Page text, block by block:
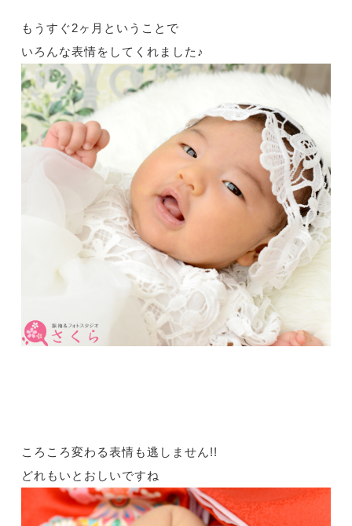
もうすぐ2ヶ月ということで
いろんな表情をしてくれました♪
ころころ変わる表情も逃しません!!
どれもいとおしいですね